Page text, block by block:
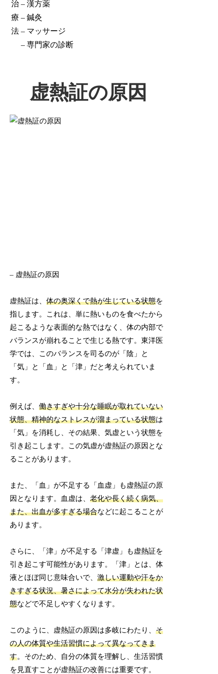
治
療
法
– 漢方薬
– 鍼灸
– マッサージ
– 専門家の診断
虚熱証の原因
– 虚熱証の原因
虚熱証は、体の奥深くで熱が生じている状態を
指します。これは、単に熱いものを食べたから
起こるような表面的な熱ではなく、体の内部で
バランスが崩れることで生じる熱です。東洋医
学では、このバランスを司るのが「陰」と
「気」と「血」と「津」だと考えられていま
す。
例えば、働きすぎや十分な睡眠が取れていない
状態、精神的なストレスが溜まっている状態は
「気」を消耗し、その結果、気虚という状態を
引き起こします。この気虚が虚熱証の原因とな
ることがあります。
また、「血」が不足する「血虚」も虚熱証の原
因となります。血虚は、老化や長く続く病気、
また、出血が多すぎる場合などに起こることが
あります。
さらに、「津」が不足する「津虚」も虚熱証を
引き起こす可能性があります。「津」とは、体
液とほぼ同じ意味合いで、激しい運動や汗をか
きすぎる状況、暑さによって水分が失われた状
態などで不足しやすくなります。
このように、虚熱証の原因は多岐にわたり、そ
の人の体質や生活習慣によって異なってきま
す。そのため、自分の体質を理解し、生活習慣
を見直すことが虚熱証の改善には重要です。